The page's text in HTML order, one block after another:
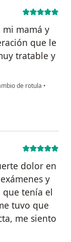
mamá y
que le
tratable y
de rotula •
dolor en
y
tenía el
tuvo que
me siento